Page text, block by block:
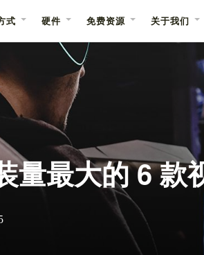
式 硬件 免费资源 关于我们
量最大的 6 款